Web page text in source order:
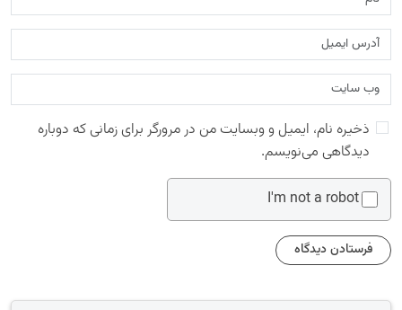
ذخیره نام، ایمیل و وبسایت من در مرورگر برای زمانی که دوباره
دیدگاهی می‌نویسم.
I'm not a robot